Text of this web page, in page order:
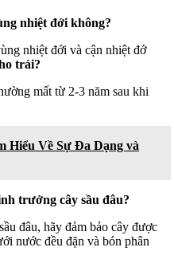
nhiệt đới không?
nhiệt đới và cận nhiệt đớ
trái?
mất từ 2-3 năm sau khi
Hiểu Về Sự Đa Dạng và
trưởng cây sầu đâu?
đâu, hãy đảm bảo cây được
nước đều đặn và bón phân